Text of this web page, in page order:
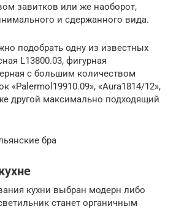
завитков или же наоборот,
и сдержанного вида.
подобрать одну из известных
L13800.03, фигурная
с большим количеством
«Palermol19910.09», «Aura1814/12»,
другой максимально подходящий
бра
кухни выбран модерн либо
станет органичным